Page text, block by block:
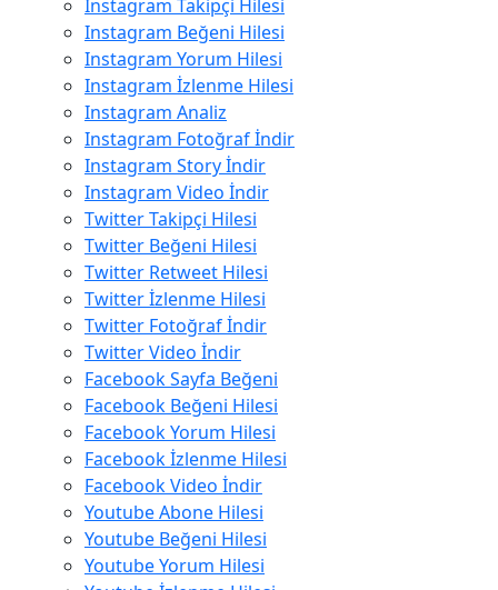
Instagram Takipçi Hilesi
Instagram Beğeni Hilesi
Instagram Yorum Hilesi
Instagram İzlenme Hilesi
Instagram Analiz
Instagram Fotoğraf İndir
Instagram Story İndir
Instagram Video İndir
Twitter Takipçi Hilesi
Twitter Beğeni Hilesi
Twitter Retweet Hilesi
Twitter İzlenme Hilesi
Twitter Fotoğraf İndir
Twitter Video İndir
Facebook Sayfa Beğeni
Facebook Beğeni Hilesi
Facebook Yorum Hilesi
Facebook İzlenme Hilesi
Facebook Video İndir
Youtube Abone Hilesi
Youtube Beğeni Hilesi
Youtube Yorum Hilesi